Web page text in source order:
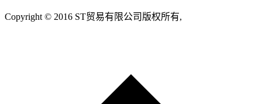
Copyright © 2016 ST贸易有限公司版权所有,